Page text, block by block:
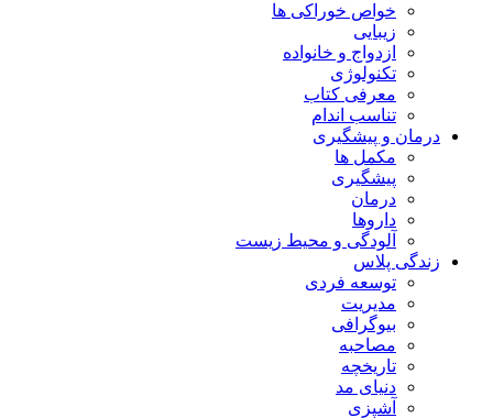
خواص خوراکی ها
زیبایی
ازدواج و خانواده
تکنولوژی
معرفی کتاب
تناسب اندام
درمان و پیشگیری
مکمل ها
پیشگیری
درمان
داروها
آلودگی و محیط زیست
زندگی پلاس
توسعه فردی
مدیریت
بیوگرافی
مصاحبه
تاریخچه
دنیای مد
آشپزی